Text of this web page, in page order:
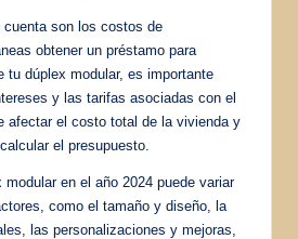
son los costos de
obtener un préstamo para
tu dúplex modular, es importante
y las tarifas asociadas con el
afectar el costo total de la vivienda y
el presupuesto.
en el año 2024 puede variar
como el tamaño y diseño, la
las personalizaciones y mejoras,